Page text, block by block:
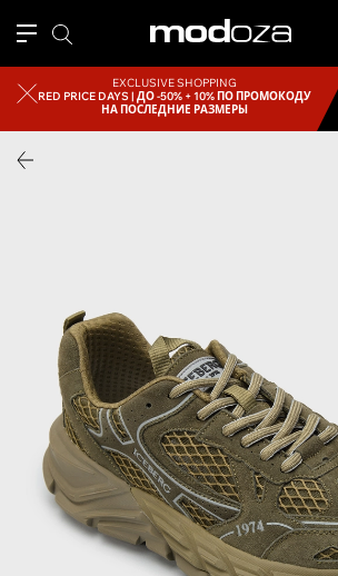
EXCLUSIVE SHOPPING
RED PRICE DAYS |ДО -50% + 10% ПО ПРОМОКОДУ
НА ПОСЛЕДНИЕ РАЗМЕРЫ